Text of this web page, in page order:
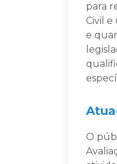
para
Civil e
e
O